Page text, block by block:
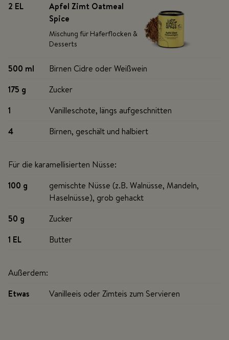
2 EL
Apfel Zimt Oatmeal
Spice
Mischung für Haferflocken &
Desserts
500 ml
Birnen Cidre oder Weißwein
175 g
Zucker
1
Vanilleschote, längs aufgeschnitten
4
Birnen, geschält und halbiert
Für die karamellisierten Nüsse:
100 g
gemischte Nüsse (z.B. Walnüsse, Mandeln,
Haselnüsse), grob gehackt
50 g
Zucker
1 EL
Butter
Außerdem:
Etwas
Vanilleeis oder Zimteis zum Servieren